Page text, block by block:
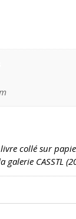
collé sur
galerie CASSTL